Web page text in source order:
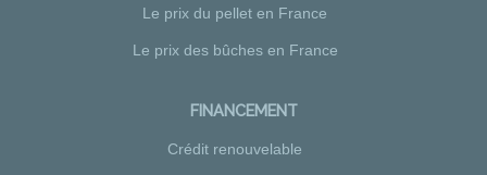
Le prix du pellet en France
Le prix des bûches en France
FINANCEMENT
Crédit renouvelable